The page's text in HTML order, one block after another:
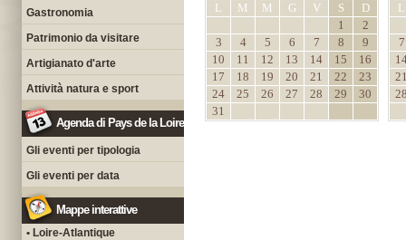
Gastronomia
Patrimonio da visitare
Artigianato d'arte
Attività natura e sport
Agenda di Pays de la Loire
Gli eventi per tipologia
Gli eventi per data
Mappe interattive
• Loire-Atlantique
L M M G V S
D
1
2
3
4 5 6 7 8
9
10
11 12 13 14 15
16
17
18 19 20 21 22
23
24
25 26 27 28 29
30
31
L
7